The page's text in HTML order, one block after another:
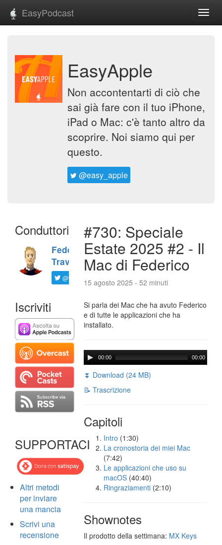
EasyPodcast
EasyApple
Non accontentarti di ciò che
sai già fare con il tuo iPhone,
iPad o Mac: c'è tanto altro da
scoprire. Noi siamo qui per
questo.
@easy_apple
Conduttori
Federico
Travaini
@ftrava
Iscriviti
SUPPORTACI
Altri metodi
per inviare
una mancia
Scrivi una
recensione
#730: Speciale
Estate 2025 #2 - Il
Mac di Federico
15 agosto 2025 - 52 minuti
Si parla dei Mac che ha avuto Federico
e di tutte le applicazioni che ha
installato.
00:00 00:00
⏬ Download (24 MB)
📝 Trascrizione
Capitoli
Intro (1:30)
La cronostoria dei miei Mac
(7:42)
Le applicazioni che uso su
macOS (40:40)
Ringraziamenti (2:10)
Shownotes
Il prodotto della settimana: MX Keys